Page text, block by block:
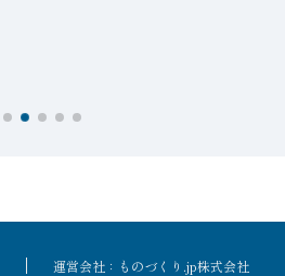
運営会社：ものづくり.jp株式会社